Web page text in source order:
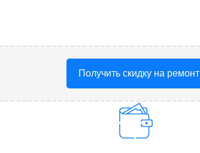
Получить скидку на ремонт